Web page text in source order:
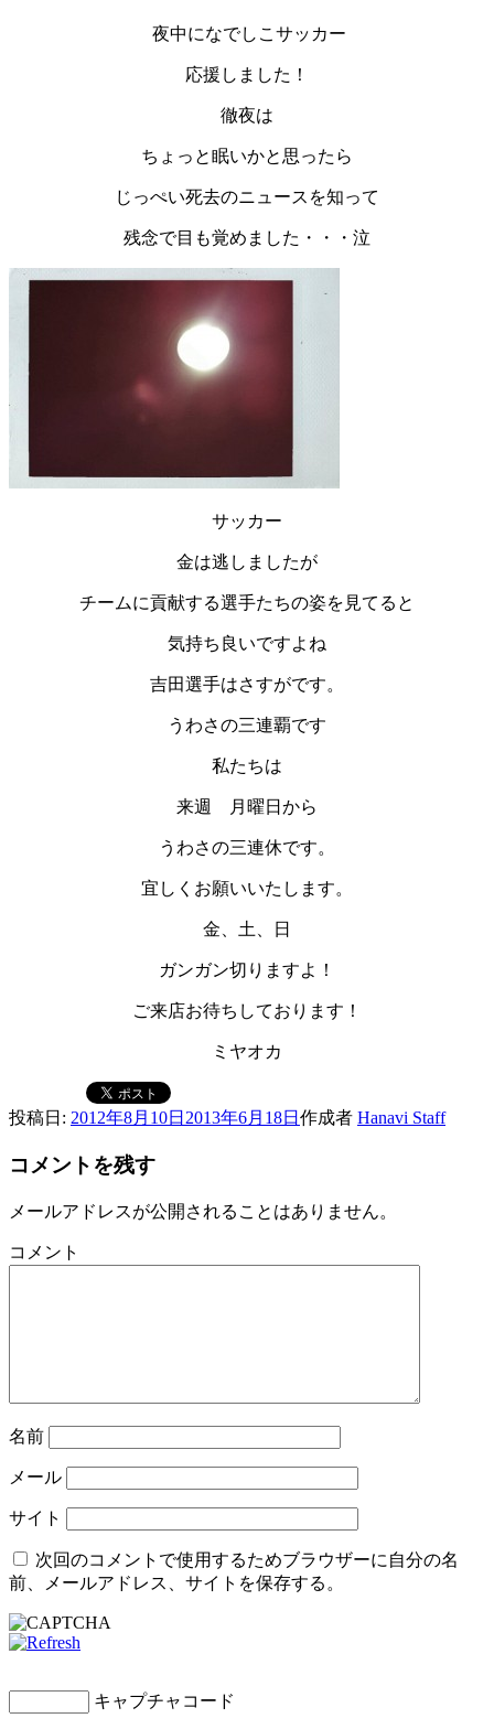
夜中になでしこサッカー
応援しました！
徹夜は
ちょっと眠いかと思ったら
じっぺい死去のニュースを知って
残念で目も覚めました・・・泣
サッカー
金は逃しましたが
チームに貢献する選手たちの姿を見てると
気持ち良いですよね
吉田選手はさすがです。
うわさの三連覇です
私たちは
来週 月曜日から
うわさの三連休です。
宜しくお願いいたします。
金、土、日
ガンガン切りますよ！
ご来店お待ちしております！
ミヤオカ
投稿日: 2012年8月10日 2013年6月18日 作成者 Hanavi Staff
コメントを残す
メールアドレスが公開されることはありません。
コメント
名前
メール
サイト
次回のコメントで使用するためブラウザーに自分の名
前、メールアドレス、サイトを保存する。
キャプチャコード